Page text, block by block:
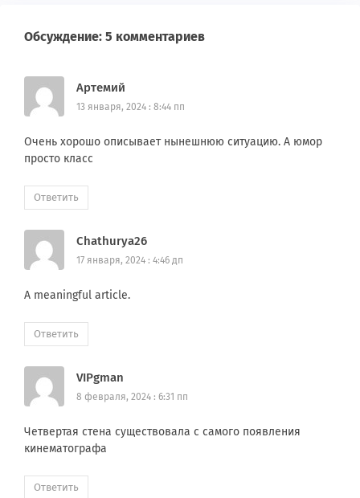
Обсуждение: 5 комментариев
Артемий
13 января, 2024 : 8:44 пп
Очень хорошо описывает нынешнюю ситуацию. А юмор
просто класс
Ответить
Chathurya26
17 января, 2024 : 4:46 дп
A meaningful article.
Ответить
VIPgman
8 февраля, 2024 : 6:31 пп
Четвертая стена существовала с самого появления
кинематографа
Ответить